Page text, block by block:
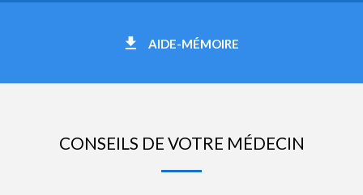
AIDE-MÉMOIRE
CONSEILS DE VOTRE MÉDECIN